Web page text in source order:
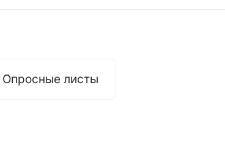
Опросные листы